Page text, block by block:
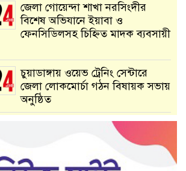
জেলা গোয়েন্দা শাখা নরসিংদীর
বিশেষ অভিযানে ইয়াবা ও
ফেনসিডিলসহ চিহ্নিত মাদক ব্যবসায়ী
চুয়াডাঙ্গায় ওয়েভ ট্রেনিং সেন্টারে
জেলা লোকমোর্চা গঠন বিষায়ক সভায়
অনুষ্ঠিত
ভাসানচর থানা উদ্বোধন করলেন
স্বরাষ্ট্রমন্ত্রী : আসাদুজ্জামান খান,